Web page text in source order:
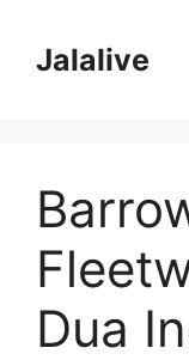
contentJalalive
Dua